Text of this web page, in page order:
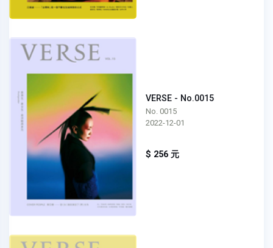
VERSE - No.0015
No. 0015
2022-12-01
$ 256 元